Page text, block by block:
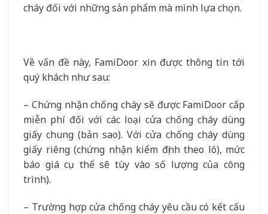
cháy đối với những sản phẩm mà mình lựa chọn.
Về vấn đề này, FamiDoor xin được thông tin tới
quý khách như sau:
– Chứng nhận chống cháy sẽ được FamiDoor cấp
miễn phí đối với các loại cửa chống cháy dùng
giấy chung (bản sao). Với cửa chống cháy dùng
giấy riêng (chứng nhận kiểm định theo lô), mức
báo giá cụ thể sẽ tùy vào số lượng của công
trình).
– Trường hợp cửa chống cháy yêu cầu có kết cấu